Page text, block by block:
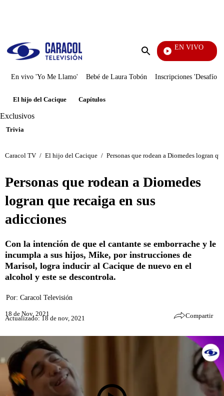
Enviar
EN VIVO
También Caerás
En vivo 'Yo Me Llamo' Bebé de Laura Tobón Inscripciones 'Desafío'
El hijo del Cacique Capítulos
Exclusivos
Trivia
Caracol TV / El hijo del Cacique / Personas que rodean a Diomedes logran
Personas que rodean a Diomedes
logran que recaiga en sus
adicciones
Con la intención de que el cantante se emborrache y le
incumpla a sus hijos, Mike, por instrucciones de
Marisol, logra inducir al Cacique de nuevo en el
alcohol y este se descontrola.
Por: Caracol Televisión
18 de Nov, 2021
Actualizado: 18 de nov, 2021 Compartir